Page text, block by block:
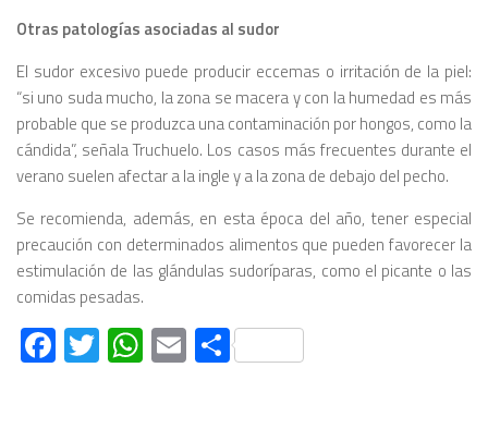
Otras patologías asociadas al sudor
El sudor excesivo puede producir eccemas o irritación de la piel:
“si uno suda mucho, la zona se macera y con la humedad es más
probable que se produzca una contaminación por hongos, como la
cándida”, señala Truchuelo. Los casos más frecuentes durante el
verano suelen afectar a la ingle y a la zona de debajo del pecho.
Se recomienda, además, en esta época del año, tener especial
precaución con determinados alimentos que pueden favorecer la
estimulación de las glándulas sudoríparas, como el picante o las
comidas pesadas.
Facebook
Twitter
WhatsApp
EmailCompartir